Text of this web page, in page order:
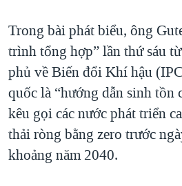
Trong bài phát biểu, ông
trình tổng hợp” lần thứ sáu
phủ về Biến đổi Khí hậu
quốc là “hướng dẫn sinh tồn
kêu gọi các nước phát triển
thải ròng bằng zero trước
khoảng năm 2040.